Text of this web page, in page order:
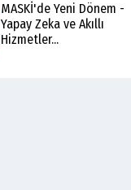
MASKİ'de Yeni Dönem -
Yapay Zeka ve Akıllı
Hizmetler...